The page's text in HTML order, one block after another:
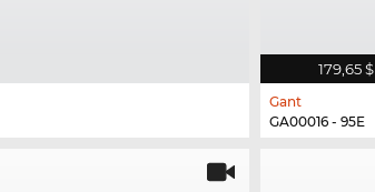
179,65 $
Gant
GA00016 - 95E